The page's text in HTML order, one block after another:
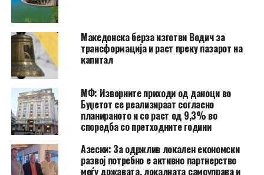
Македонска берза изготви Водич за
трансформација и раст преку пазарот на
капитал
МФ: Изворните приходи од даноци во
Буџетот се реализираат согласно
планираното и со раст од 9,3% во
споредба со претходните години
Азески: За одржлив локален економски
развој потребно е активно партнерство
меѓу државата, локалната самоуправа и